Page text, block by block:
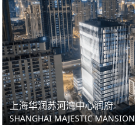
上海华润苏河湾中心润府
SHANGHAI MAJESTIC MANSION